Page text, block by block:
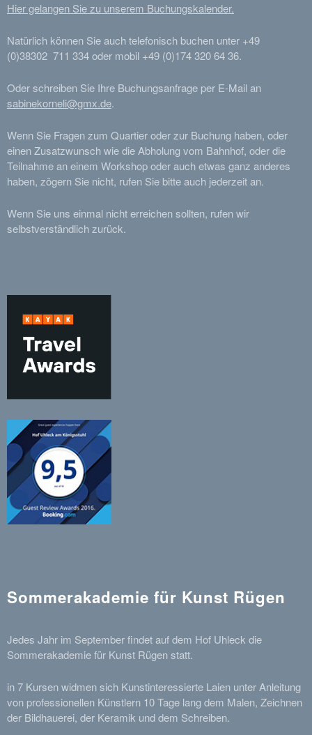
Hier gelangen Sie zu unserem Buchungskalender.
Natürlich können Sie auch telefonisch buchen unter +49
(0)38302 711 334 oder mobil +49 (0)174 320 64 36.
Oder schreiben Sie Ihre Buchungsanfrage per E-Mail an
sabinekorneli@gmx.de.
Wenn Sie Fragen zum Quartier oder zur Buchung haben, oder
einen Zusatzwunsch wie die Abholung vom Bahnhof, oder die
Teilnahme an einem Workshop oder auch etwas ganz anderes
haben, zögern Sie nicht, rufen Sie bitte auch jederzeit an.
Wenn Sie uns einmal nicht erreichen sollten, rufen wir
selbstverständlich zurück.
Sommerakademie für Kunst Rügen
Jedes Jahr im September findet auf dem Hof Uhleck die
Sommerakademie für Kunst Rügen statt.
in 7 Kursen widmen sich Kunstinteressierte Laien unter Anleitung
von professionellen Künstlern 10 Tage lang dem Malen, Zeichnen
der Bildhauerei, der Keramik und dem Schreiben.